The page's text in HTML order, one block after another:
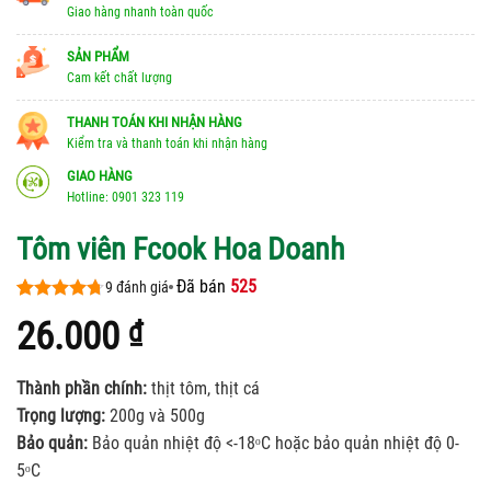
Giao hàng nhanh toàn quốc
SẢN PHẨM
Cam kết chất lượng
THANH TOÁN KHI NHẬN HÀNG
Kiểm tra và thanh toán khi nhận hàng
GIAO HÀNG
Hotline: 0901 323 119
Tôm viên Fcook Hoa Doanh
5 dựa trên
đánh giá
9 đánh giá Đã bán 525
26.000 ₫
Thành phần chính: thịt tôm, thịt cá
Trọng lượng: 200g và 500g
Bảo quản: Bảo quản nhiệt độ <-18ᵒC hoặc bảo quản nhiệt độ 0-
5ᵒC